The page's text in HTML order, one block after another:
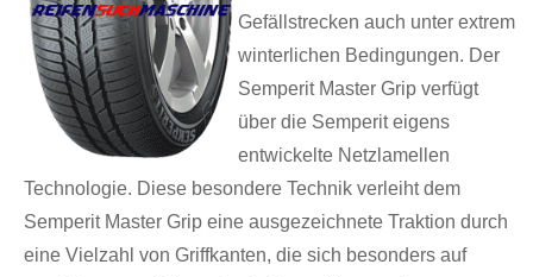
Gefällstrecken auch unter extrem
winterlichen Bedingungen. Der
Semperit Master Grip verfügt
über die Semperit eigens
entwickelte Netzlamellen
Technologie. Diese besondere Technik verleiht dem
Semperit Master Grip eine ausgezeichnete Traktion durch
eine Vielzahl von Griffkanten, die sich besonders auf